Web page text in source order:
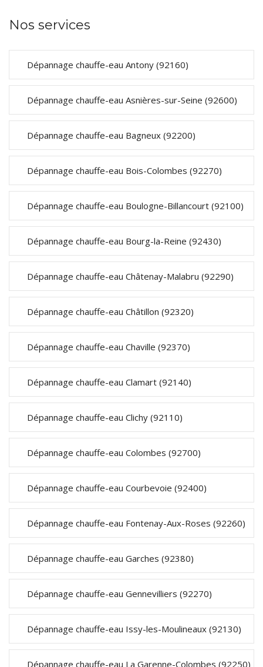
Nos services
Dépannage chauffe-eau Antony (92160)
Dépannage chauffe-eau Asnières-sur-Seine (92600)
Dépannage chauffe-eau Bagneux (92200)
Dépannage chauffe-eau Bois-Colombes (92270)
Dépannage chauffe-eau Boulogne-Billancourt (92100)
Dépannage chauffe-eau Bourg-la-Reine (92430)
Dépannage chauffe-eau Châtenay-Malabru (92290)
Dépannage chauffe-eau Châtillon (92320)
Dépannage chauffe-eau Chaville (92370)
Dépannage chauffe-eau Clamart (92140)
Dépannage chauffe-eau Clichy (92110)
Dépannage chauffe-eau Colombes (92700)
Dépannage chauffe-eau Courbevoie (92400)
Dépannage chauffe-eau Fontenay-Aux-Roses (92260)
Dépannage chauffe-eau Garches (92380)
Dépannage chauffe-eau Gennevilliers (92270)
Dépannage chauffe-eau Issy-les-Moulineaux (92130)
Dépannage chauffe-eau La Garenne-Colombes (92250)